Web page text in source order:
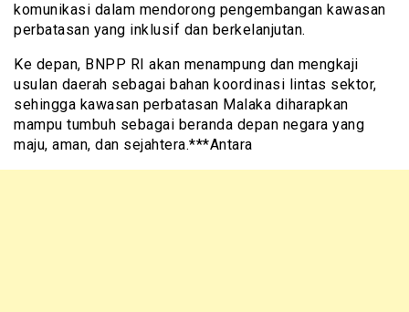
komunikasi dalam mendorong pengembangan kawasan
perbatasan yang inklusif dan berkelanjutan.
Ke depan, BNPP RI akan menampung dan mengkaji
usulan daerah sebagai bahan koordinasi lintas sektor,
sehingga kawasan perbatasan Malaka diharapkan
mampu tumbuh sebagai beranda depan negara yang
maju, aman, dan sejahtera.***Antara